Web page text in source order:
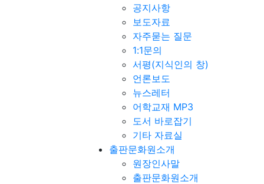
공지사항
보도자료
자주묻는 질문
1:1문의
서평(지식인의 창)
언론보도
뉴스레터
어학교재 MP3
도서 바로잡기
기타 자료실
출판문화원소개
원장인사말
출판문화원소개